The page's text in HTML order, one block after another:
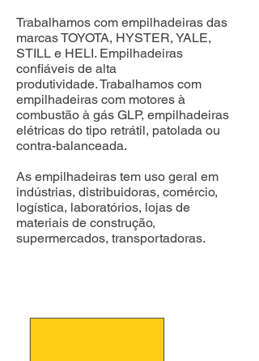
Trabalhamos com empilhadeiras das
marcas TOYOTA, HYSTER, YALE,
STILL e HELI. Empilhadeiras
confiáveis de alta
produtividade.Trabalhamos com
empilhadeiras com motores à
combustão à gás GLP, empilhadeiras
elétricas do tipo retrátil, patolada ou
contra-balanceada.
As empilhadeiras tem uso geral em
indústrias, distribuidoras, comércio,
logística, laboratórios, lojas de
materiais de construção,
supermercados, transportadoras.